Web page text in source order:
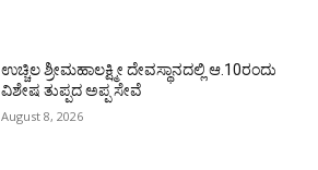
ಉಚ್ಚಿಲ ಶ್ರೀಮಹಾಲಕ್ಷ್ಮೀ ದೇವಸ್ಥಾನದಲ್ಲಿ ಆ.10ರಂದು
ವಿಶೇಷ ತುಪ್ಪದ ಅಪ್ಪ ಸೇವೆ
August 8, 2026